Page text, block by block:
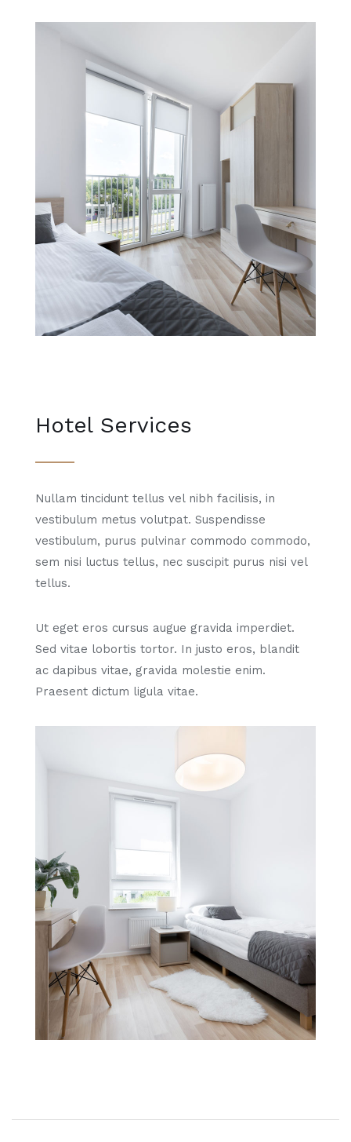
Hotel Services
Nullam tincidunt tellus vel nibh facilisis, in
vestibulum metus volutpat. Suspendisse
vestibulum, purus pulvinar commodo commodo,
sem nisi luctus tellus, nec suscipit purus nisi vel
tellus.
Ut eget eros cursus augue gravida imperdiet.
Sed vitae lobortis tortor. In justo eros, blandit
ac dapibus vitae, gravida molestie enim.
Praesent dictum ligula vitae.